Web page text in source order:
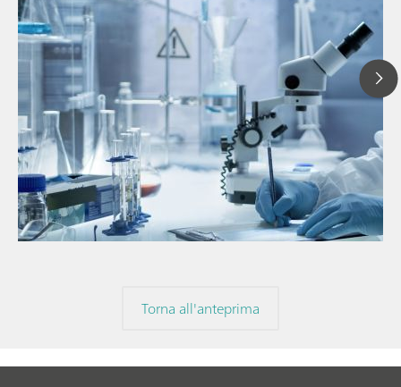
// Articolo
// Spettroscopia nel vicino infrarosso (NIR)
// Misure dirette
Torna all'anteprima